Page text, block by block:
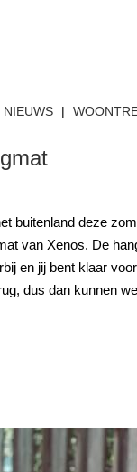
NIEUWS |
buitenland deze
van Xenos. De
en jij bent klaar
dus dan kunnen